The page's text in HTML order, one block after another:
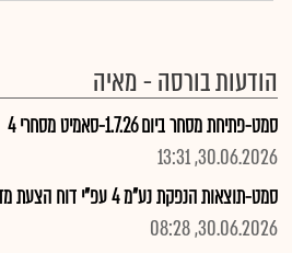
הודעות בורסה - מאיה
סמט-פתיחת מסחר ביום 1.7.26-סאמיט מסחרי 4
30.06.2026, 13:31
סמט-תוצאות הנפקת נע"מ 4 עפ"י דוח הצעת מדף מיום 28.6.26
30.06.2026, 08:28